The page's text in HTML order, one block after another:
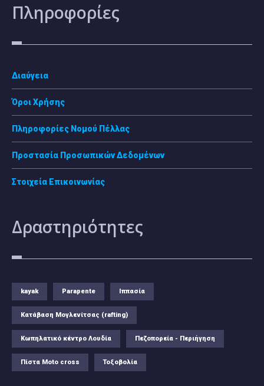
Πληροφορίες
Διαύγεια
Όροι Χρήσης
Πληροφορίες Νομού Πέλλας
Προστασία Προσωπικών Δεδομένων
Στοιχεία Επικοινωνίας
Δραστηριότητες
kayak Parapente Ιππασία
Κατάβαση Μογλενίτσας (rafting)
Κωπηλατικό κέντρο Λουδία Πεζοπορεία - Περιήγηση
Πίστα Moto cross Τοξοβολία